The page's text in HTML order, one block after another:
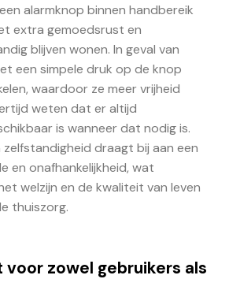
alarmknop binnen handbereik
extra gemoedsrust en
blijven wonen. In geval van
een simpele druk op de knop
waardoor ze meer vrijheid
weten dat er altijd
is wanneer dat nodig is.
draagt bij aan een
en onafhankelijkheid, wat
welzijn en de kwaliteit van leven
thuiszorg.
voor zowel gebruikers als